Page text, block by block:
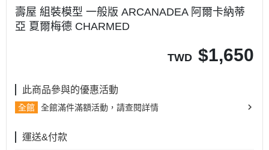
壽屋 組裝模型 一般版 ARCANADEA 阿爾卡納蒂
亞 夏爾梅德 CHARMED
TWD $1,650
此商品參與的優惠活動
全館 全館滿件滿額活動，請查閱詳情
運送&付款